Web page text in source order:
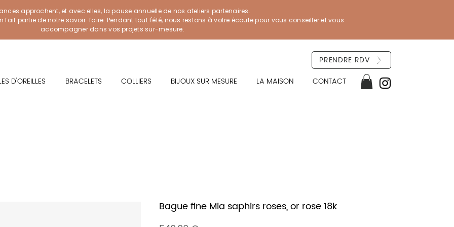
approchent, et avec elles, la pause annuelle de nos ateliers partenaires.
partie de notre savoir-faire. Pendant tout l'été, nous restons à votre écoute pour vous conseiller et vous
accompagner dans vos projets sur-mesure.
PRENDRE RDV
D'OREILLES
BRACELETS COLLIERS BIJOUX SUR MESURE LA MAISON CONTACT
Bague fine Mia saphirs roses, or rose 18k